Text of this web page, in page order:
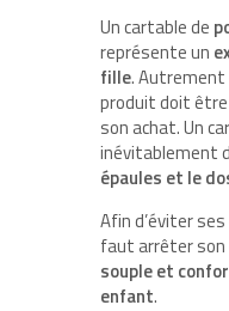
Un cartable de
représente un
fille. Autrement
produit doit
son achat. Un
inévitablement
épaules et le
Afin d’éviter
faut arrêter son
souple et
enfant.